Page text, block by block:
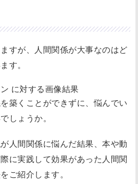
すが、人間関係が大事なのはど
す。
築くことができずに、悩んでい
しょうか。
人間関係に悩んだ結果、本や動
に実践して効果があった人間関
ご紹介します。